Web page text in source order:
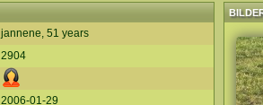
jannene, 51 years
2904
2006-01-29